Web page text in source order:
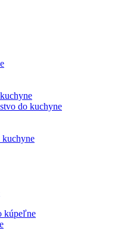
do kuchyne
kuchyne
kúpeľne